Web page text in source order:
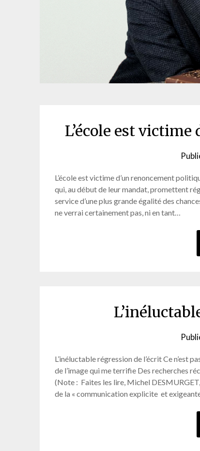
L’école est
L’école est victime d’un renoncement
qui, au début de leur mandat, promettent
service d’une plus grande égalité des
ne verrai certainement pas, ni en tant…
L’inéluctable régression de l’écrit Ce n’est
de l’image qui me terrifie Des recherches
(Note : Faites les lire, Michel
de la « communication explicite et